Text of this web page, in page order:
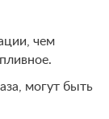
чем
могут быть